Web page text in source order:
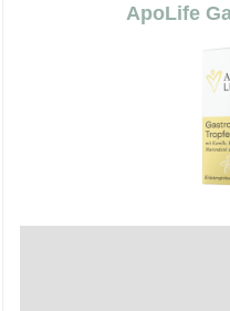
ApoLife